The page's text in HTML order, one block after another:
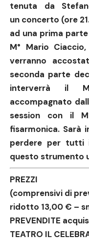
tenuta da
un concerto (ore
ad una prima
M° Mario
verranno
seconda parte
interverrà il
accompagnato
session con il
fisarmonica. Sarà
perdere per tutti
questo strumento
PREZZI
(comprensivi di
ridotto 13,00 € –
PREVENDITE
TEATRO IL